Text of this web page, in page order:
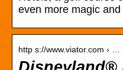
even more magic and
http s://www.viator.com › …